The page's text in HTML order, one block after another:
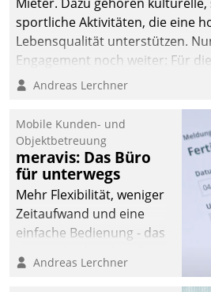
sportliche Aktivitäten, die eine
Lebensqualität unterstützen.
Engagement noch weiter: Für
von Beschwerden – oder Lob –
und Beschwerde-Management
ein.
Andreas Lerchner
Mobile Kunden- und
Objektbetreuung
meravis: Das Büro
für unterwegs
Mehr Flexibilität, weniger
Zeitaufwand und eine
einfache Bedienung - das
Cockpit für mobile
Andreas Lerchner